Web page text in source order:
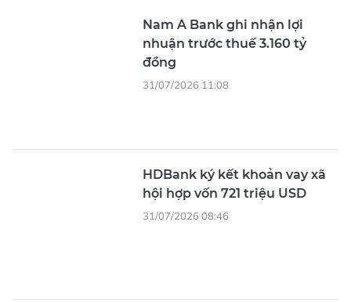
Nam A Bank ghi nhận lợi
nhuận trước thuế 3.160 tỷ
đồng
31/07/2026 11:08
HDBank ký kết khoản vay xã
hội hợp vốn 721 triệu USD
31/07/2026 08:46